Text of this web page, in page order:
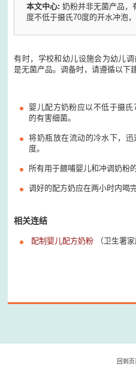
本文中心:奶粉并非无菌产品，
度不低于摄氏70度的开水冲泡
有时，学校和幼儿设施会为幼儿
是无菌产品。调备时，请遵循以下
婴儿配方奶粉应以不低于摄
的有害细菌。
将奶瓶放在流动的冷水下，
度。
所有用于餵哺婴儿和冲调奶粉
调好的配方奶应在两小时内喝完
相关连结
配制婴儿配方奶粉 （卫生署
回到